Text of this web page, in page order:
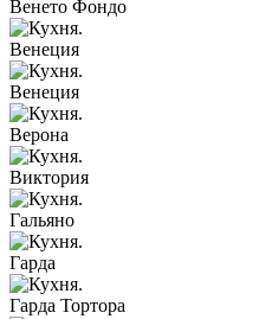
Венето Фондо
Венеция
Венеция
Верона
Виктория
Гальяно
Гарда
Гарда Тортора